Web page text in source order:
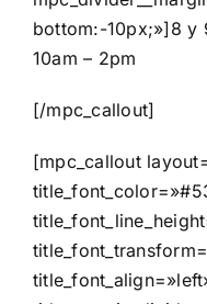
bottom:-10px;»]8 y
10am – 2pm
[/mpc_callout]
[mpc_callout